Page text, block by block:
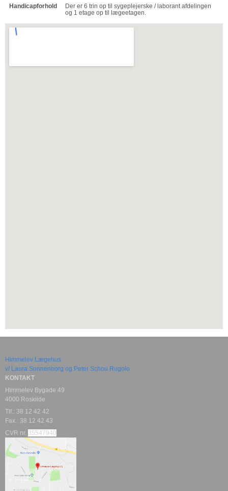
Handicapforhold
Der er 6 trin op til sygeplejerske / laborant afdelingen
og 1 etage op til lægeetagen.
Himmelev Lægehus
v/ Laura Sonnenborg og Peter Schou Rugolo
KONTAKT
Himmelev Bygade 49
4000 Roskilde
Tlf.: 38 12 42 42
Fax.: 38 12 42 43
CVR nr. 35547940